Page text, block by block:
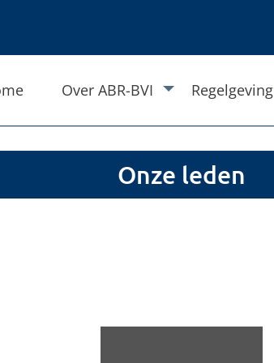
Over ABR-BVI Regelgeving
Onze leden